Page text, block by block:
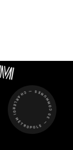
CHARLEROI MÉTROPOLE — 30 COMMUNES —